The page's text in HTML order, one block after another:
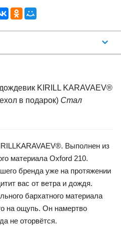
KIRILL KARAVAEV®
в подарок) Стал
Выполнен из
материала Oxford 210.
бренда уже на протяжении
вас от ветра и дождя.
бархатного материала
на ощупь. Он намертво
не оторвётся.